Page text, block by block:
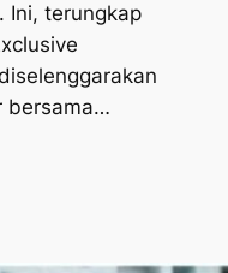
Ini, terungkap
bersama…